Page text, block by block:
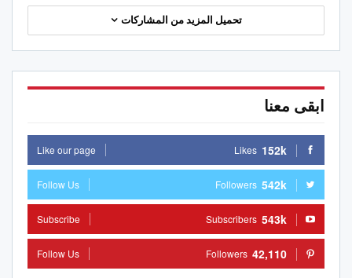
تحميل المزيد من المشاركات
ابقى معنا
152k
Likes
Like our page
542k
Followers
Follow Us
543k
Subscribers
Subscribe
42,110
Followers
Follow Us